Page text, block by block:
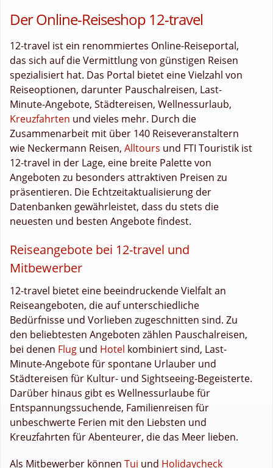
Der Online-Reiseshop 12-travel
12-travel ist ein renommiertes Online-Reiseportal,
das sich auf die Vermittlung von günstigen Reisen
spezialisiert hat. Das Portal bietet eine Vielzahl von
Reiseoptionen, darunter Pauschalreisen, Last-
Minute-Angebote, Städtereisen, Wellnessurlaub,
Kreuzfahrten und vieles mehr. Durch die
Zusammenarbeit mit über 140 Reiseveranstaltern
wie Neckermann Reisen, Alltours und FTI Touristik ist
12-travel in der Lage, eine breite Palette von
Angeboten zu besonders attraktiven Preisen zu
präsentieren. Die Echtzeitaktualisierung der
Datenbanken gewährleistet, dass du stets die
neuesten und besten Angebote findest.
Reiseangebote bei 12-travel und
Mitbewerber
12-travel bietet eine beeindruckende Vielfalt an
Reiseangeboten, die auf unterschiedliche
Bedürfnisse und Vorlieben zugeschnitten sind. Zu
den beliebtesten Angeboten zählen Pauschalreisen,
bei denen Flug und Hotel kombiniert sind, Last-
Minute-Angebote für spontane Urlauber und
Städtereisen für Kultur- und Sightseeing-Begeisterte.
Darüber hinaus gibt es Wellnessurlaube für
Entspannungssuchende, Familienreisen für
unbeschwerte Ferien mit den Liebsten und
Kreuzfahrten für Abenteurer, die das Meer lieben.
Als Mitbewerber können Tui und Holidaycheck